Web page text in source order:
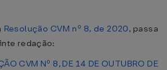
Resolução CVM nº 8, de 2020, passa
redação:
CVM Nº 8, DE 14 DE OUTUBRO DE